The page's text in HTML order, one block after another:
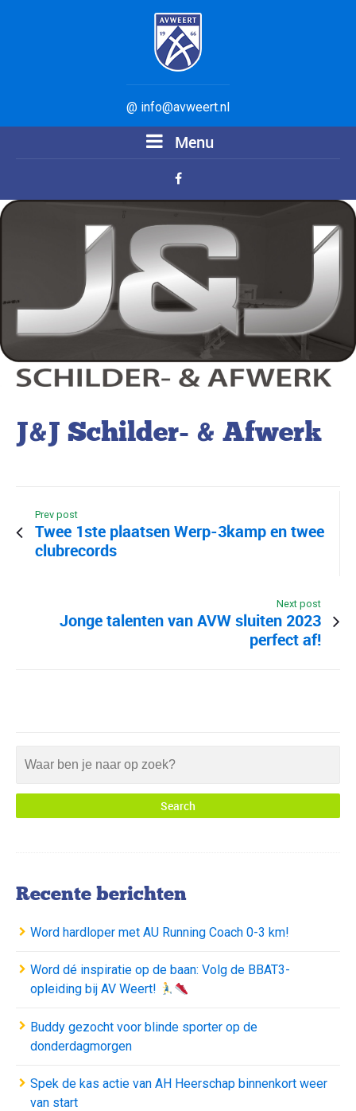
@ info@avweert.nl
Menu
J&J Schilder- & Afwerk
Prev post
Twee 1ste plaatsen Werp-3kamp en twee
clubrecords
Next post
Jonge talenten van AVW sluiten 2023
perfect af!
Recente berichten
Word hardloper met AU Running Coach 0-3 km!
Word dé inspiratie op de baan: Volg de BBAT3-
opleiding bij AV Weert!
Buddy gezocht voor blinde sporter op de
donderdagmorgen
Spek de kas actie van AH Heerschap binnenkort weer
van start